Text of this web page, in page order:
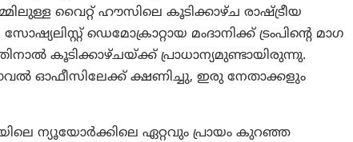
വൈറ്റ് ഹൗസിലെ കൂടിക്കാഴ്ച രാഷ്ട്രീയ
ഡെമോക്രാറ്റായ മംദാനിക്ക് ട്രംപിന്റെ മാഗ
കൂടിക്കാഴ്ചയ്ക്ക് പ്രാധാന്യമുണ്ടായിരുന്നു.
ഓഫീസിലേക്ക് ക്ഷണിച്ചു, ഇരു നേതാക്കളും
ന്യൂയോർക്കിലെ ഏറ്റവും പ്രായം കുറഞ്ഞ